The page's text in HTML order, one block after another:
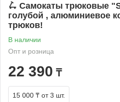
🛴 Самокаты трюковые
голубой , алюминиевое
трюков!
В наличии
Опт и розница
22 390 ₸
15 000 ₸ от 3 шт.